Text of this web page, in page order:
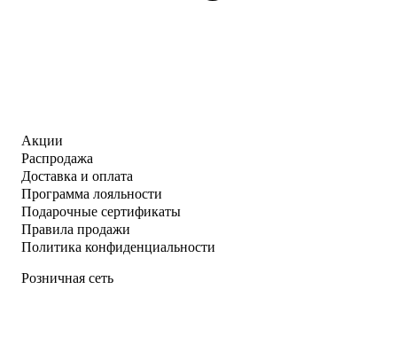
Акции
Распродажа
Доставка и оплата
Программа лояльности
Подарочные сертификаты
Правила продажи
Политика конфиденциальности
Розничная сеть